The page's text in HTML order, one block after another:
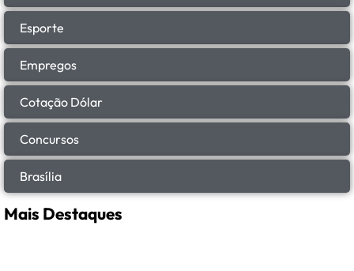
Esporte
Empregos
Cotação Dólar
Concursos
Brasília
Mais Destaques